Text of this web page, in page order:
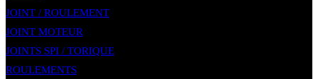
JOINT / ROULEMENT
JOINT MOTEUR
JOINTS SPI / TORIQUE
ROULEMENTS